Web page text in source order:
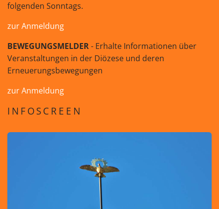
folgenden Sonntags.
zur Anmeldung
BEWEGUNGSMELDER- Erhalte Informationen über
Veranstaltungen in der Diözese und deren
Erneuerungsbewegungen
zur Anmeldung
INFOSCREEN